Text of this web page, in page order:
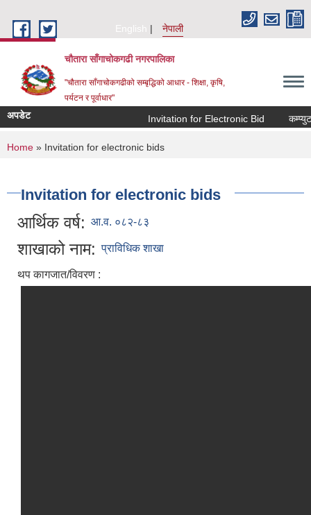
English
नेपाली
चौतारा साँगाचोकगढी नगरपालिका
"चौतारा साँगाचोकगढीको सम्बृद्धिको आधार - शिक्षा, कृषि,
पर्यटन र पूर्वाधार"
अपडेट Invitation for Electronic Bid कम्प्युटर
You are here
Home » Invitation for electronic bids
Invitation for electronic bids
आर्थिक वर्ष: आ.व. ०८२-८३
शाखाको नाम: प्राविधिक शाखा
थप कागजात/विवरण :